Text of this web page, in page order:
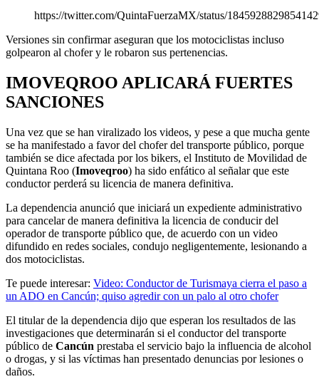
https://twitter.com/QuintaFuerzaMX/status/
Versiones sin confirmar aseguran que los motociclistas incluso
golpearon al chofer y le robaron sus pertenencias.
IMOVEQROO APLICARÁ FUERTES
SANCIONES
Una vez que se han viralizado los videos, y pese a que mucha gente
se ha manifestado a favor del chofer del transporte público, porque
también se dice afectada por los bikers, el Instituto de Movilidad de
Quintana Roo (Imoveqroo) ha sido enfático al señalar que este
conductor perderá su licencia de manera definitiva.
La dependencia anunció que iniciará un expediente administrativo
para cancelar de manera definitiva la licencia de conducir del
operador de transporte público que, de acuerdo con un video
difundido en redes sociales, condujo negligentemente, lesionando a
dos motociclistas.
Te puede interesar: Video: Conductor de Turismaya cierra el paso a
un ADO en Cancún; quiso agredir con un palo al otro chofer
El titular de la dependencia dijo que esperan los resultados de las
investigaciones que determinarán si el conductor del transporte
público de Cancún prestaba el servicio bajo la influencia de alcohol
o drogas, y si las víctimas han presentado denuncias por lesiones o
daños.